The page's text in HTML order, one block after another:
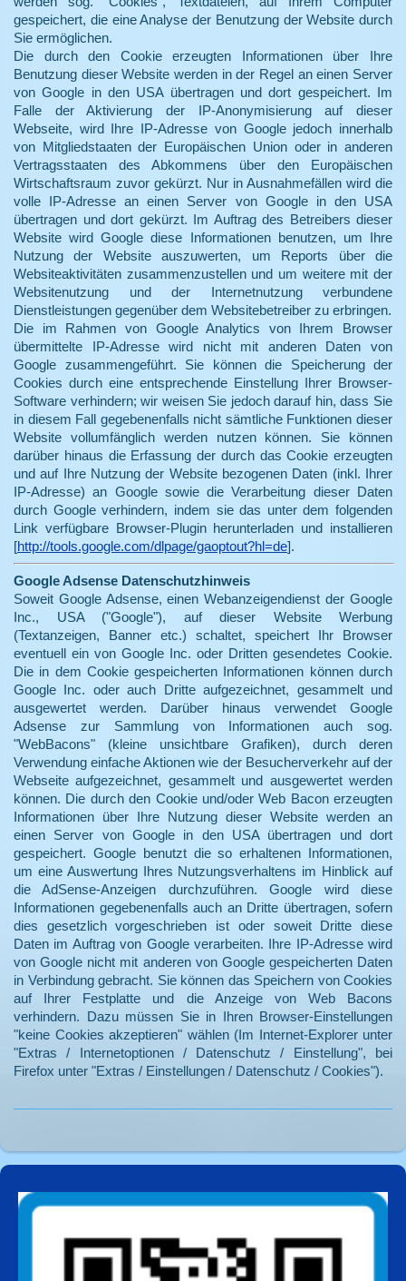
gespeichert, die eine Analyse der Benutzung der Website durch
Sie ermöglichen.
Die durch den Cookie erzeugten Informationen über Ihre
Benutzung dieser Website werden in der Regel an einen Server
von Google in den USA übertragen und dort gespeichert. Im
Falle der Aktivierung der IP-Anonymisierung auf dieser
Webseite, wird Ihre IP-Adresse von Google jedoch innerhalb
von Mitgliedstaaten der Europäischen Union oder in anderen
Vertragsstaaten des Abkommens über den Europäischen
Wirtschaftsraum zuvor gekürzt. Nur in Ausnahmefällen wird die
volle IP-Adresse an einen Server von Google in den USA
übertragen und dort gekürzt. Im Auftrag des Betreibers dieser
Website wird Google diese Informationen benutzen, um Ihre
Nutzung der Website auszuwerten, um Reports über die
Websiteaktivitäten zusammenzustellen und um weitere mit der
Websitenutzung und der Internetnutzung verbundene
Dienstleistungen gegenüber dem Websitebetreiber zu erbringen.
Die im Rahmen von Google Analytics von Ihrem Browser
übermittelte IP-Adresse wird nicht mit anderen Daten von
Google zusammengeführt. Sie können die Speicherung der
Cookies durch eine entsprechende Einstellung Ihrer Browser-
Software verhindern; wir weisen Sie jedoch darauf hin, dass Sie
in diesem Fall gegebenenfalls nicht sämtliche Funktionen dieser
Website vollumfänglich werden nutzen können. Sie können
darüber hinaus die Erfassung der durch das Cookie erzeugten
und auf Ihre Nutzung der Website bezogenen Daten (inkl. Ihrer
IP-Adresse) an Google sowie die Verarbeitung dieser Daten
durch Google verhindern, indem sie das unter dem folgenden
Link verfügbare Browser-Plugin herunterladen und installieren
[http://tools.google.com/dlpage/gaoptout?hl=de].
Google Adsense Datenschutzhinweis
Soweit Google Adsense, einen Webanzeigendienst der Google
Inc., USA ("Google"), auf dieser Website Werbung
(Textanzeigen, Banner etc.) schaltet, speichert Ihr Browser
eventuell ein von Google Inc. oder Dritten gesendetes Cookie.
Die in dem Cookie gespeicherten Informationen können durch
Google Inc. oder auch Dritte aufgezeichnet, gesammelt und
ausgewertet werden. Darüber hinaus verwendet Google
Adsense zur Sammlung von Informationen auch sog.
"WebBacons" (kleine unsichtbare Grafiken), durch deren
Verwendung einfache Aktionen wie der Besucherverkehr auf der
Webseite aufgezeichnet, gesammelt und ausgewertet werden
können. Die durch den Cookie und/oder Web Bacon erzeugten
Informationen über Ihre Nutzung dieser Website werden an
einen Server von Google in den USA übertragen und dort
gespeichert. Google benutzt die so erhaltenen Informationen,
um eine Auswertung Ihres Nutzungsverhaltens im Hinblick auf
die AdSense-Anzeigen durchzuführen. Google wird diese
Informationen gegebenenfalls auch an Dritte übertragen, sofern
dies gesetzlich vorgeschrieben ist oder soweit Dritte diese
Daten im Auftrag von Google verarbeiten. Ihre IP-Adresse wird
von Google nicht mit anderen von Google gespeicherten Daten
in Verbindung gebracht. Sie können das Speichern von Cookies
auf Ihrer Festplatte und die Anzeige von Web Bacons
verhindern. Dazu müssen Sie in Ihren Browser-Einstellungen
"keine Cookies akzeptieren" wählen (Im Internet-Explorer unter
"Extras / Internetoptionen / Datenschutz / Einstellung", bei
Firefox unter "Extras / Einstellungen / Datenschutz / Cookies").